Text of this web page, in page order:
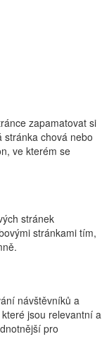
zapamatovat si
stránka chová nebo
ve kterém se
stránek
stránkami tím,
návštěvníků a
jsou relevantní a
pro